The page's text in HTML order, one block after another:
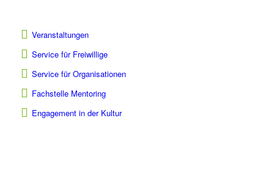
Veranstaltungen
Service für Freiwillige
Service für Organisationen
Fachstelle Mentoring
Engagement in der Kultur